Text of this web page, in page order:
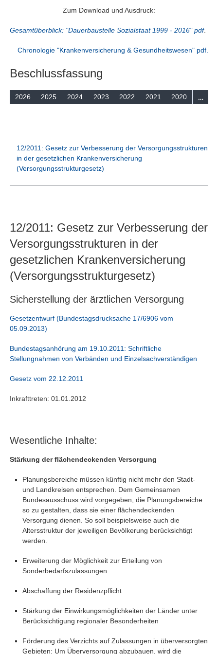
Suchen
Zum Download und Ausdruck:
Gesamtüberblick: "Dauerbaustelle Sozialstaat 1999 - 2016" pdf.
Chronologie "Krankenversicherung & Gesundheitswesen" pdf.
Beschlussfassung
2026 2025 2024 2023 2022 2021 2020 …
12/2011: Gesetz zur Verbesserung der Versorgungsstrukturen
in der gesetzlichen Krankenversicherung
(Versorgungsstrukturgesetz)
12/2011: Gesetz zur Verbesserung der
Versorgungsstrukturen in der
gesetzlichen Krankenversicherung
(Versorgungsstrukturgesetz)
Sicherstellung der ärztlichen Versorgung
Gesetzentwurf (Bundestagsdrucksache 17/6906 vom
05.09.2013)
Bundestagsanhörung am 19.10.2011: Schriftliche
Stellungnahmen von Verbänden und Einzelsachverständigen
Gesetz vom 22.12.2011
Inkrafttreten: 01.01.2012
Wesentliche Inhalte:
Stärkung der flächendeckenden Versorgung
Planungsbereiche müssen künftig nicht mehr den Stadt-
und Landkreisen entsprechen. Dem Gemeinsamen
Bundesausschuss wird vorgegeben, die Planungsbereiche
so zu gestalten, dass sie einer flächendeckenden
Versorgung dienen. So soll beispielsweise auch die
Altersstruktur der jeweiligen Bevölkerung berücksichtigt
werden.
Erweiterung der Möglichkeit zur Erteilung von
Sonderbedarfszulassungen
Abschaffung der Residenzpflicht
Stärkung der Einwirkungsmöglichkeiten der Länder unter
Berücksichtigung regionaler Besonderheiten
Förderung des Verzichts auf Zulassungen in überversorgten
Gebieten: Um Überversorgung abzubauen, wird die